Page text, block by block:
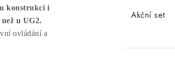
konstrukci i
u UG2.
ovládání a
Akční set